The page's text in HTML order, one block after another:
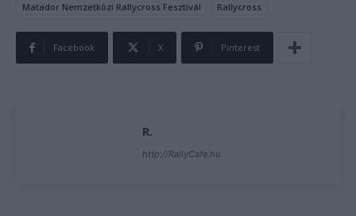
Matador Nemzetközi Rallycross Fesztivál
Rallycross
Facebook X Pinterest
R.
http://RallyCafe.hu